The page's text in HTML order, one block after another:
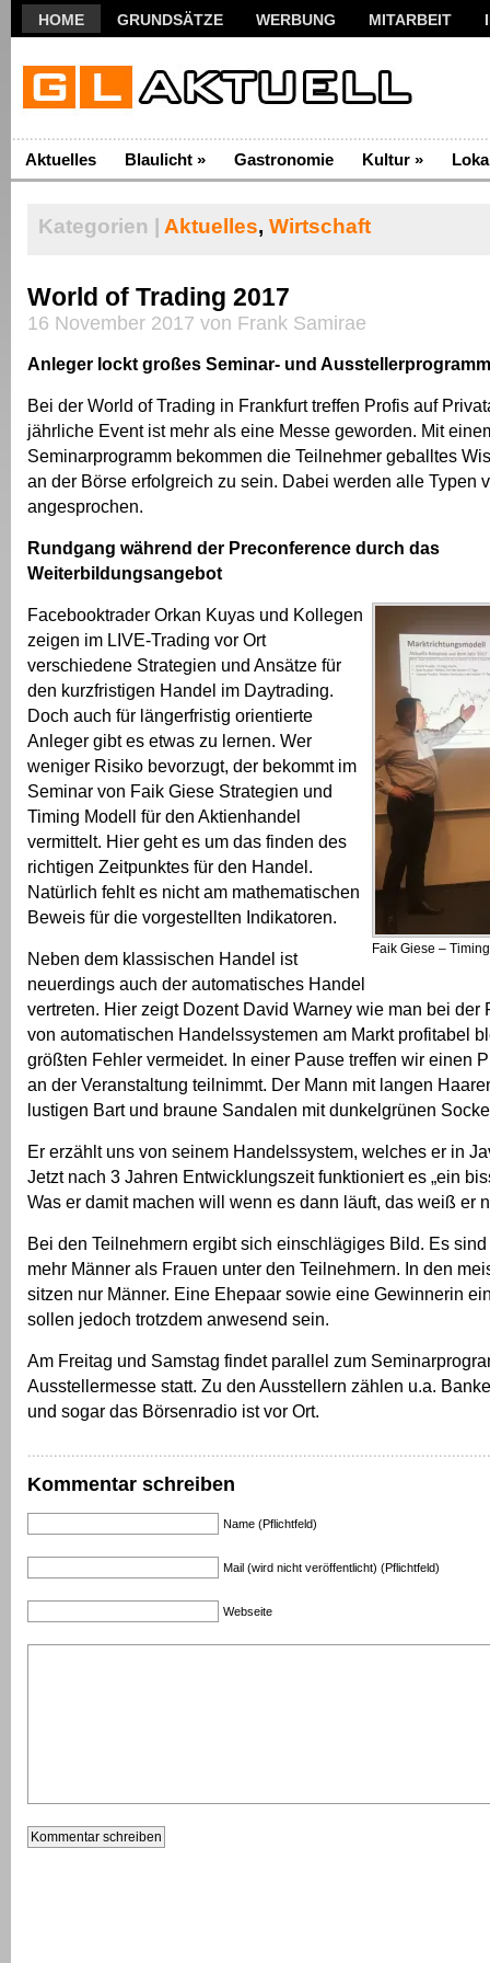
HOME GRUNDSÄTZE WERBUNG MITARBEIT
Aktuelles Blaulicht » Gastronomie Kultur »
Kategorien | Aktuelles, Wirtschaft
World of Trading 2017
16 November 2017 von Frank Samirae
Anleger lockt großes Seminar- und Ausstellerprogramm
Bei der World of Trading in Frankfurt treffen Profis auf
jährliche Event ist mehr als eine Messe geworden. Mit
Seminarprogramm bekommen die Teilnehmer geballtes
an der Börse erfolgreich zu sein. Dabei werden alle Typen
angesprochen.
Rundgang während der Preconference durch das
Weiterbildungsangebot
Faik Giese –
Facebooktrader Orkan Kuyas und Kollegen
zeigen im LIVE-Trading vor Ort
verschiedene Strategien und Ansätze für
den kurzfristigen Handel im Daytrading.
Doch auch für längerfristig orientierte
Anleger gibt es etwas zu lernen. Wer
weniger Risiko bevorzugt, der bekommt im
Seminar von Faik Giese Strategien und
Timing Modell für den Aktienhandel
vermittelt. Hier geht es um das finden des
richtigen Zeitpunktes für den Handel.
Natürlich fehlt es nicht am mathematischen
Beweis für die vorgestellten Indikatoren.
Neben dem klassischen Handel ist
neuerdings auch der automatisches Handel
vertreten. Hier zeigt Dozent David Warney wie man bei der
von automatischen Handelssystemen am Markt profitabel
größten Fehler vermeidet. In einer Pause treffen wir einen
an der Veranstaltung teilnimmt. Der Mann mit langen
lustigen Bart und braune Sandalen mit dunkelgrünen
Er erzählt uns von seinem Handelssystem, welches er in
Jetzt nach 3 Jahren Entwicklungszeit funktioniert es „ein
Was er damit machen will wenn es dann läuft, das weiß er
Bei den Teilnehmern ergibt sich einschlägiges Bild. Es
mehr Männer als Frauen unter den Teilnehmern. In den
sitzen nur Männer. Eine Ehepaar sowie eine Gewinnerin
sollen jedoch trotzdem anwesend sein.
Am Freitag und Samstag findet parallel zum
Ausstellermesse statt. Zu den Ausstellern zählen u.a.
und sogar das Börsenradio ist vor Ort.
Kommentar schreiben
Name (Pflichtfeld)
Mail (wird nicht veröffentlicht) (Pflichtfeld)
Webseite